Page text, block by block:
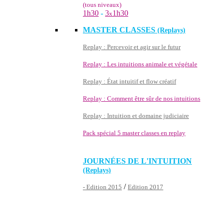
(tous niveaux)
1h30 - 3x1h30
MASTER CLASSES (Replays)
Replay : Percevoir et agir sur le futur
Replay : Les intuitions animale et végétale
Replay : État intuitif et flow créatif
Replay : Comment être sûr de nos intuitions
Replay : Intuition et domaine judiciaire
Pack spécial 5 master classes en replay
JOURNÉES DE L'INTUITION
(Replays)
- Edition 2015 / Edition 2017